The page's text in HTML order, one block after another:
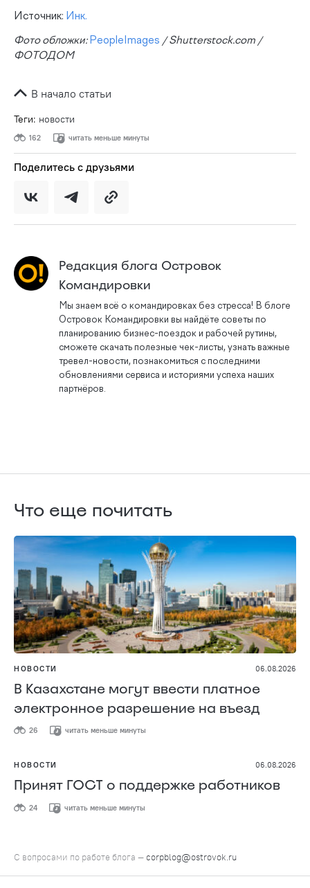
Источник: Инк.
Фото обложки: PeopleImages / Shutterstock.com /
ФОТОДОМ
Теги: новости
В начало статьи
162 читать меньше минуты
Поделитесь с друзьями
Редакция блога Островок
Командировки
Мы знаем всё о командировках без стресса! В блоге
Островок Командировки вы найдёте советы по
планированию бизнес-поездок и рабочей рутины,
сможете скачать полезные чек-листы, узнать важные
тревел-новости, познакомиться с последними
обновлениями сервиса и историями успеха наших
партнёров.
Что еще почитать
НОВОСТИ 06.08.2026
В Казахстане могут ввести платное
электронное разрешение на въезд
26 читать меньше минуты
НОВОСТИ 06.08.2026
Принят ГОСТ о поддержке работников
24 читать меньше минуты
С вопросами по работе блога —corpblog@ostrovok.ru